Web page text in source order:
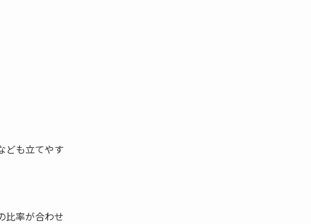
ども立てやす
比率が合わせ